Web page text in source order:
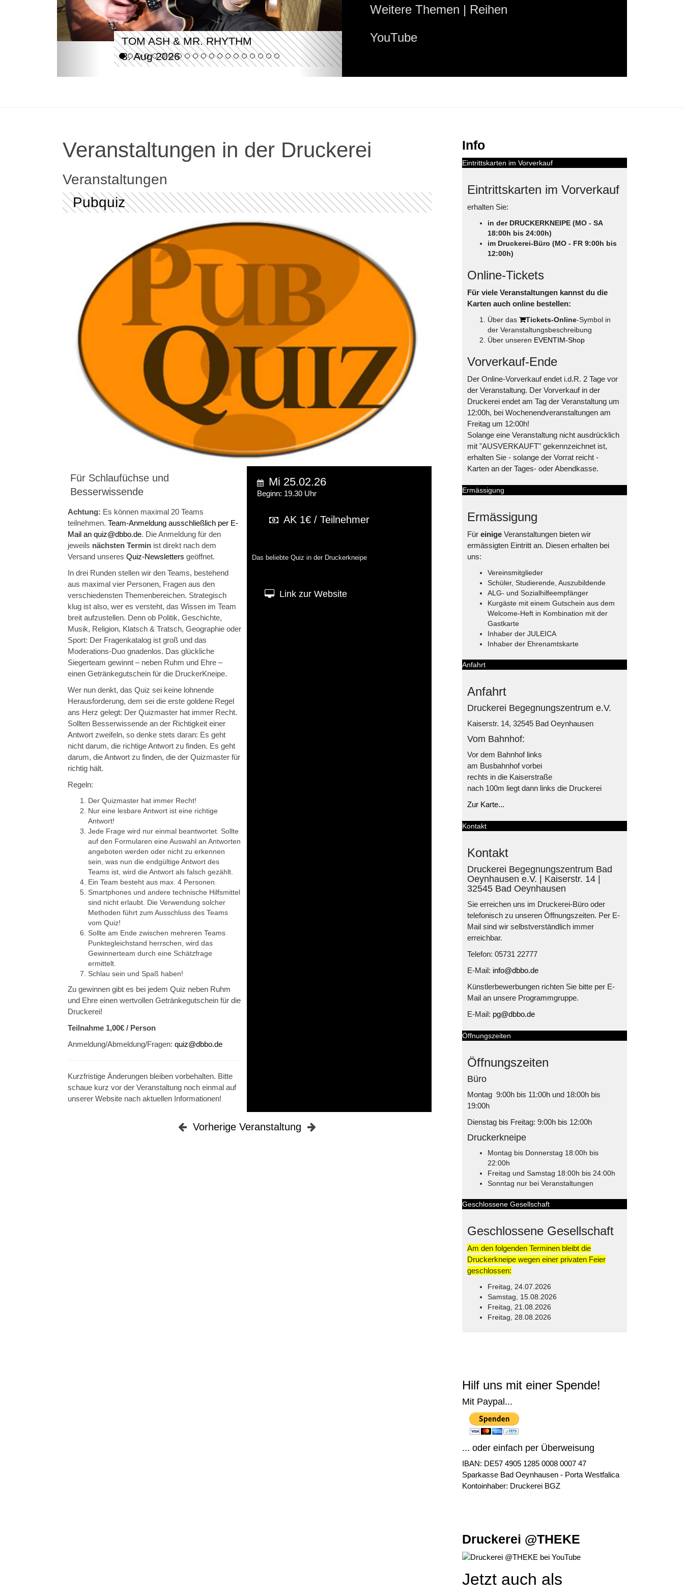
TOM ASH & MR. RHYTHM
8. Aug 2026
Weitere Themen | Reihen
YouTube
Veranstaltungen in der Druckerei
Veranstaltungen
Pubquiz
Für Schlaufüchse und
Besserwissende
Achtung: Es können maximal 20 Teams
teilnehmen. Team-Anmeldung ausschließlich per E-
Mail an quiz@dbbo.de. Die Anmeldung für den
jeweils nächsten Termin ist direkt nach dem
Versand unseres Quiz-Newsletters geöffnet.
In drei Runden stellen wir den Teams, bestehend
aus maximal vier Personen, Fragen aus den
verschiedensten Themen­bereichen. Strategisch
klug ist also, wer es versteht, das Wissen im Team
breit aufzustellen. Denn ob Politik, Geschichte,
Musik, Religion, Klatsch & Tratsch, Geographie oder
Sport: Der Fragenkatalog ist groß und das
Moderations-Duo gnadenlos. Das glückliche
Siegerteam gewinnt – neben Ruhm und Ehre –
einen Getränkegutschein für die DruckerKneipe.
Wer nun denkt, das Quiz sei keine lohnende
Herausforderung, dem sei die erste goldene Regel
ans Herz gelegt: Der Quizmaster hat immer Recht.
Sollten Besserwissende an der Richtigkeit einer
Antwort zweifeln, so denke stets daran: Es geht
nicht darum, die richtige Antwort zu finden. Es geht
darum, die Antwort zu finden, die der Quizmaster für
richtig hält.
Regeln:
Der Quizmaster hat immer Recht!
Nur eine lesbare Antwort ist eine richtige
Antwort!
Jede Frage wird nur einmal beantwortet. Sollte
auf den Formularen eine Auswahl an Antworten
angeboten werden oder nicht zu erkennen
sein, was nun die endgültige Antwort des
Teams ist, wird die Antwort als falsch gezählt.
Ein Team besteht aus max. 4 Personen.
Smartphones und andere technische Hilfsmittel
sind nicht erlaubt. Die Verwendung solcher
Methoden führt zum Ausschluss des Teams
vom Quiz!
Sollte am Ende zwischen mehreren Teams
Punktegleichstand herrschen, wird das
Gewinnerteam durch eine Schätzfrage
ermittelt.
Schlau sein und Spaß haben!
Zu gewinnen gibt es bei jedem Quiz neben Ruhm
und Ehre einen wertvollen Getränkegutschein für die
Druckerei!
Teilnahme 1,00€ / Person
Anmeldung/Abmeldung/Fragen: quiz@dbbo.de
Kurzfristige Änderungen bleiben vorbehalten. Bitte
schaue kurz vor der Veranstaltung noch einmal auf
unserer Website nach aktuellen Informationen!
Mi 25.02.26
Beginn: 19.30 Uhr
AK 1€ / Teilnehmer
Das beliebte Quiz in der Druckerkneipe
Link zur Website
Vorherige Veranstaltung
Info
Eintrittskarten im Vorverkauf
Eintrittskarten im Vorverkauf
erhalten Sie:
in der DRUCKERKNEIPE (MO - SA
18:00h bis 24:00h)
im Druckerei-Büro (MO - FR 9:00h bis
12:00h)
Online-Tickets
Für viele Veranstaltungen kannst du die
Karten auch online bestellen:
Über das Tickets-Online-Symbol in
der Veranstaltungsbeschreibung
Über unseren EVENTIM-Shop
Vorverkauf-Ende
Der Online-Vorverkauf endet i.d.R. 2 Tage vor
der Veranstaltung. Der Vorverkauf in der
Druckerei endet am Tag der Veranstaltung um
12:00h, bei Wochenendveranstaltungen am
Freitag um 12:00h!
Solange eine Veranstaltung nicht ausdrücklich
mit "AUSVERKAUFT" gekennzeichnet ist,
erhalten Sie - solange der Vorrat reicht -
Karten an der Tages- oder Abendkasse.
Ermässigung
Ermässigung
Für einigeVeranstaltungen bieten wir
ermässigten Eintritt an. Diesen erhalten bei
uns:
Vereinsmitglieder
Schüler, Studierende, Auszubildende
ALG- und Sozialhilfeempfänger
Kurgäste mit einem Gutschein aus dem
Welcome-Heft in Kombination mit der
Gastkarte
Inhaber der JULEICA
Inhaber der Ehrenamtskarte
Anfahrt
Anfahrt
Druckerei Begegnungszentrum e.V.
Kaiserstr. 14, 32545 Bad Oeynhausen
Vom Bahnhof:
Vor dem Bahnhof links
am Busbahnhof vorbei
rechts in die Kaiserstraße
nach 100m liegt dann links die Druckerei
Zur Karte...
Kontakt
Kontakt
Druckerei Begegnungszentrum Bad
Oeynhausen e.V. | Kaiserstr. 14 |
32545 Bad Oeynhausen
Sie erreichen uns im Druckerei-Büro oder
telefonisch zu unseren Öffnungszeiten. Per E-
Mail sind wir selbstverständlich immer
erreichbar.
Telefon: 05731 22777
E-Mail: info@dbbo.de
Künstlerbewerbungen richten Sie bitte per E-
Mail an unsere Programmgruppe.
E-Mail: pg@dbbo.de
Öffnungszeiten
Öffnungszeiten
Büro
Montag 9:00h bis 11:00h und 18:00h bis
19:00h
Dienstag bis Freitag: 9:00h bis 12:00h
Druckerkneipe
Montag bis Donnerstag 18:00h bis
22:00h
Freitag und Samstag 18:00h bis 24:00h
Sonntag nur bei Veranstaltungen
Geschlossene Gesellschaft
Geschlossene Gesellschaft
Am den folgenden Terminen bleibt die
Druckerkneipe wegen einer privaten Feier
geschlossen:
Freitag, 24.07.2026
Samstag, 15.08.2026
Freitag, 21.08.2026
Freitag, 28.08.2026
Hilf uns mit einer Spende!
Mit Paypal...
... oder einfach per Überweisung
IBAN: DE57 4905 1285 0008 0007 47
Sparkasse Bad Oeynhausen - Porta Westfalica
Kontoinhaber: Druckerei BGZ
Druckerei @THEKE
Jetzt auch als